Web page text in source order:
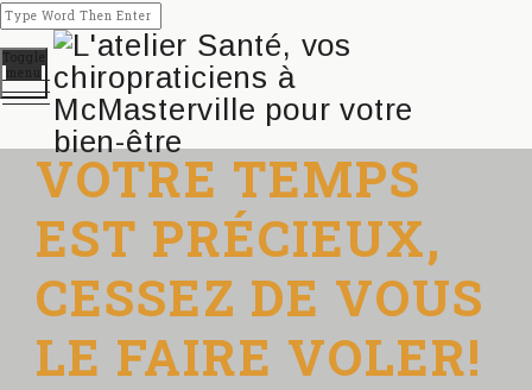
Toggle
menu
VOTRE TEMPS
EST PRÉCIEUX,
CESSEZ DE VOUS
LE FAIRE VOLER!